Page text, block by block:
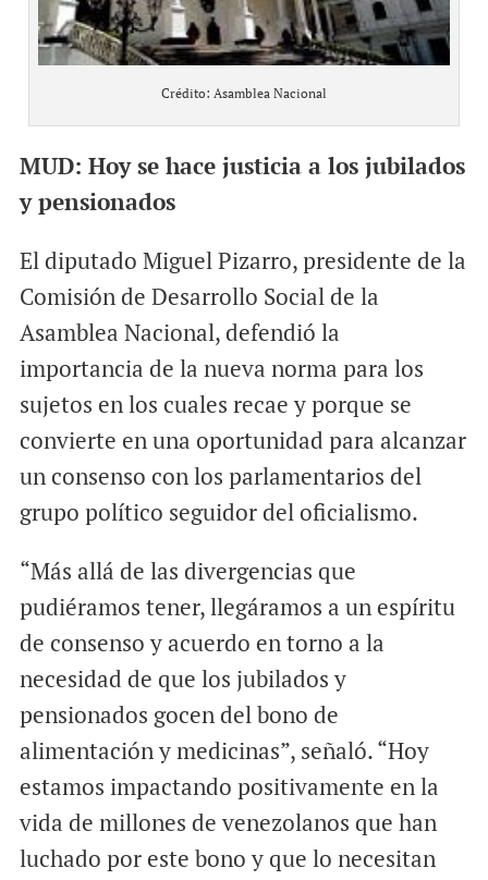
Crédito: Asamblea Nacional
MUD: Hoy se hace justicia a los jubilados
y pensionados
El diputado Miguel Pizarro, presidente de la
Comisión de Desarrollo Social de la
Asamblea Nacional, defendió la
importancia de la nueva norma para los
sujetos en los cuales recae y porque se
convierte en una oportunidad para alcanzar
un consenso con los parlamentarios del
grupo político seguidor del oficialismo.
“Más allá de las divergencias que
pudiéramos tener, llegáramos a un espíritu
de consenso y acuerdo en torno a la
necesidad de que los jubilados y
pensionados gocen del bono de
alimentación y medicinas”, señaló. “Hoy
estamos impactando positivamente en la
vida de millones de venezolanos que han
luchado por este bono y que lo necesitan